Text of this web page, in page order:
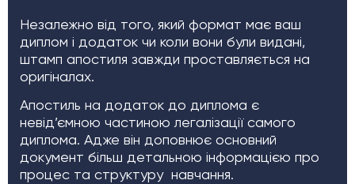
Незалежно від того, який формат має ваш
диплом і додаток чи коли вони були видані,
штамп апостиля завжди проставляється на
оригіналах.
Апостиль на додаток до диплома є
невід’ємною частиною легалізації самого
диплома. Адже він доповнює основний
документ більш детальною інформацією про
процес та структуру навчання.